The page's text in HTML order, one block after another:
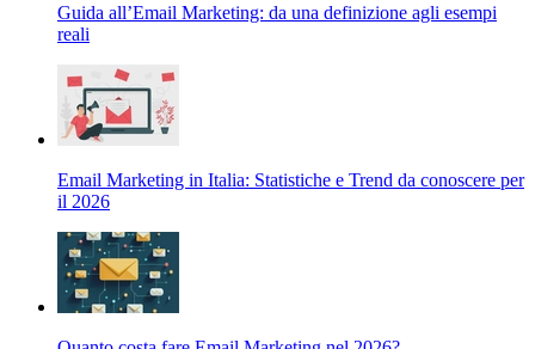
Guida all’Email Marketing: da una definizione agli esempi
reali
Email Marketing in Italia: Statistiche e Trend da conoscere per
il 2026